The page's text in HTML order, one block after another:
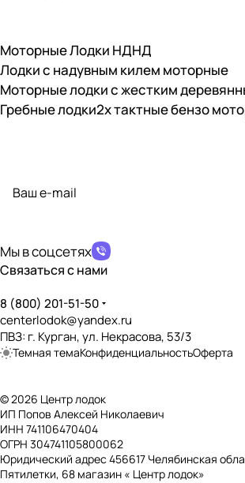
Моторные Лодки НДНД
Лодки с надувным килем моторные
Моторные лодки с жестким
Гребные лодки2х тактные бензо
Мы в соцсетях
Связаться с нами
8 (800) 201-51-50
centerlodok@yandex.ru
ПВЗ: г. Курган, ул. Некрасова, 53/3
Темная темаКонфиденциальностьОферта
© 2026 Центр лодок
ИП Попов Алексей Николаевич
ИНН 741106470404
ОГРН 304741105800062
Юридический адрес 456617 Челябинская
Пятилетки, 68 магазин « Центр лодок»